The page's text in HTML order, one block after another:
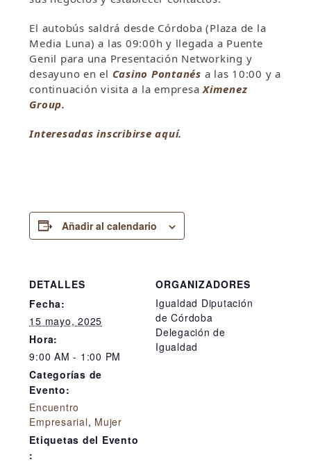
El autobús saldrá desde Córdoba (Plaza de la
Media Luna) a las 09:00h y llegada a Puente
Genil para una Presentación Networking y
desayuno en el Casino Pontanés a las 10:00 y a
continuación visita a la empresaXimenez
Group.
Interesadas inscribirse aquí.
Añadir al calendario
DETALLES
Fecha:
15 mayo, 2025
Hora:
9:00 AM - 1:00 PM
Categorías de
Evento:
Encuentro
Empresarial, Mujer
Etiquetas del Evento
:
ORGANIZADORES
Igualdad Diputación
de Córdoba
Delegación de
Igualdad